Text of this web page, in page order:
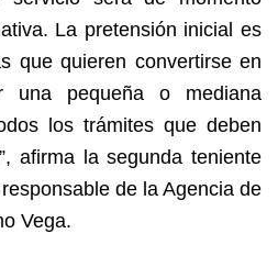
La pretensión inicial es
que quieren convertirse en
una pequeña o mediana
los trámites que deben
afirma la segunda teniente
de la Agencia de
Vega.